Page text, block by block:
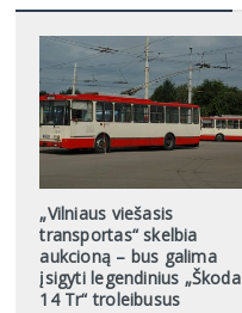
„Vilniaus viešasis
transportas“ skelbia
aukcioną – bus galima
įsigyti legendinius „Škoda
14 Tr“ troleibusus